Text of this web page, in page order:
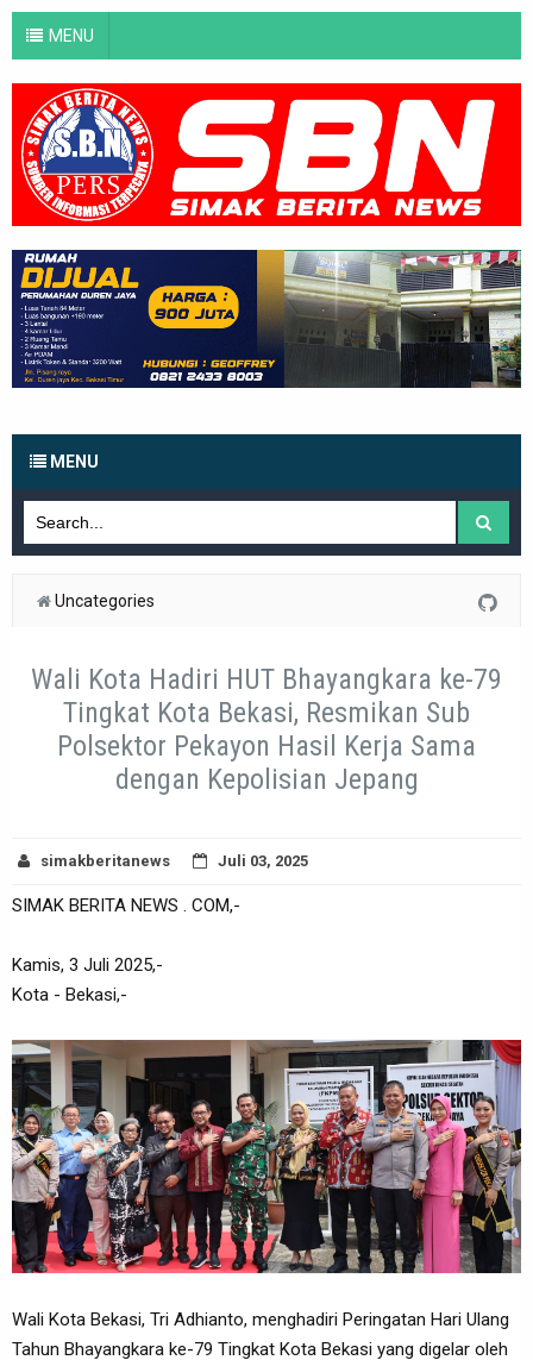
MENU
MENU
Uncategories
Wali Kota Hadiri HUT Bhayangkara ke-79
Tingkat Kota Bekasi, Resmikan Sub
Polsektor Pekayon Hasil Kerja Sama
dengan Kepolisian Jepang
simakberitanews Juli 03, 2025
SIMAK BERITA NEWS . COM,-
Kamis, 3 Juli 2025,-
Kota - Bekasi,-
Wali Kota Bekasi, Tri Adhianto, menghadiri Peringatan Hari Ulang
Tahun Bhayangkara ke-79 Tingkat Kota Bekasi yang digelar oleh